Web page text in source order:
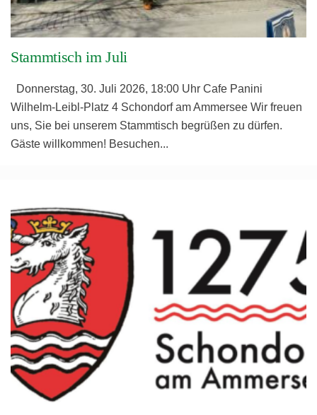
Stammtisch im Juli
Donnerstag, 30. Juli 2026, 18:00 Uhr Cafe Panini
Wilhelm-Leibl-Platz 4 Schondorf am Ammersee Wir freuen
uns, Sie bei unserem Stammtisch begrüßen zu dürfen.
Gäste willkommen! Besuchen...